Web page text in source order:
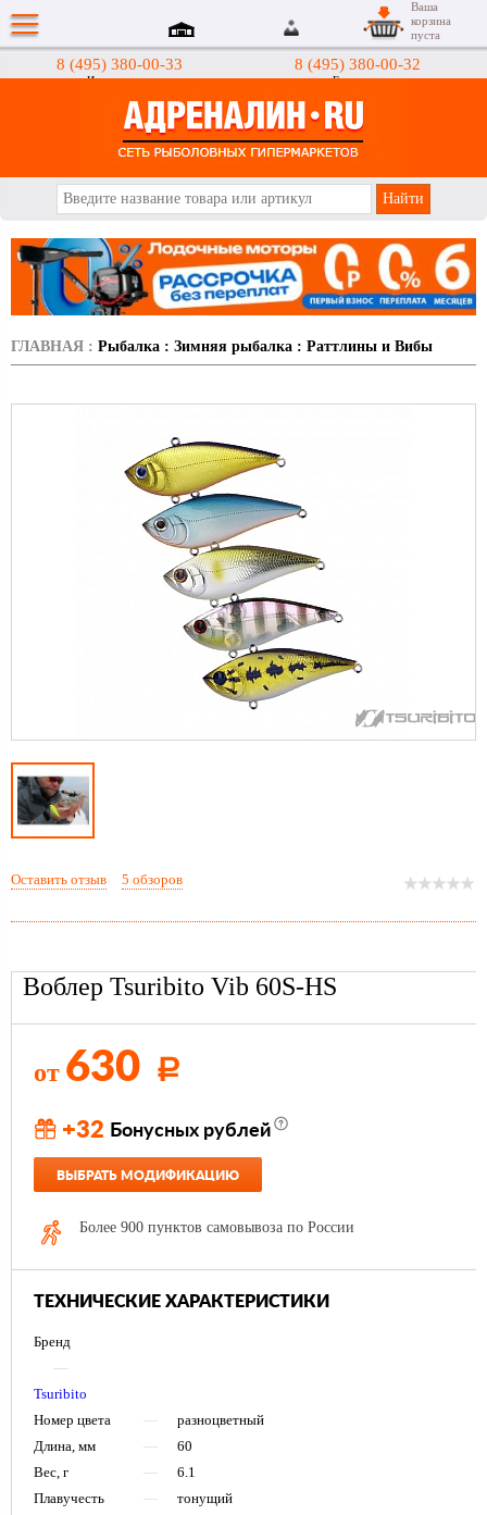
8 (495) 380-00-33
Интернет-магазин
8 (495) 380-00-32
Гипермаркеты
Ваша
корзина
пуста
ГЛАВНАЯ : Рыбалка : Зимняя рыбалка : Раттлины и Вибы
Воблер Tsuribito Vib 60S-HS
от 630 Р
+32 Бонусных рублей
ВЫБРАТЬ МОДИФИКАЦИЮ
Более 900 пунктов самовывоза по России
ТЕХНИЧЕСКИЕ ХАРАКТЕРИСТИКИ
Бренд
—
Tsuribito
Номер цвета
—
разноцветный
Длина, мм
—
60
Вес, г
—
6.1
Плавучесть
—
тонущий
Оставить отзыв 5 обзоров